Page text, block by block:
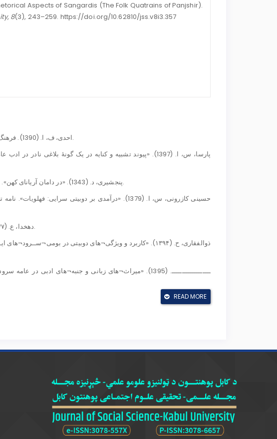
Aspects of Sangardis (The Folk Quatrains of Panjshir).
, 8(3), 243–259. https://doi.org/10.62810/jss.v8i3.357
احدی، ف، ا. (1390). فرهنگ عامیانۀ پنجشیر. چاپ اول. کابل: انتشارات خیام.
پنجشیری، د. (1343). «در دامان آریانای کهن». پشتون ژَغ (نوای پشتون). ش 5 و 7 صص 26 و 7.
حسینی کازرونی، س، ا. (1379). «درآمدی بر دوبیتی سرایی:
دهخدا، ع. (۱۳۷۷). لغت نامه. تهران: انتشارات پوهنتون تهران.
ـــــــــــــــــــ. (1395). «میراث¬های زبانی و جنبه¬های
شهرانی، ع. (۱۳۸۲). ضرب المثل¬های دری افغانستان. چاپ اول. تهران: بنیاد موقوفات دکتر محمود افشار.
فردوسی، ا. (1396). شاهنامه. (ج. 1). پیرایش جلال خالقی مطلق. چاپ دوم. تهران: سخن.
READ MORE